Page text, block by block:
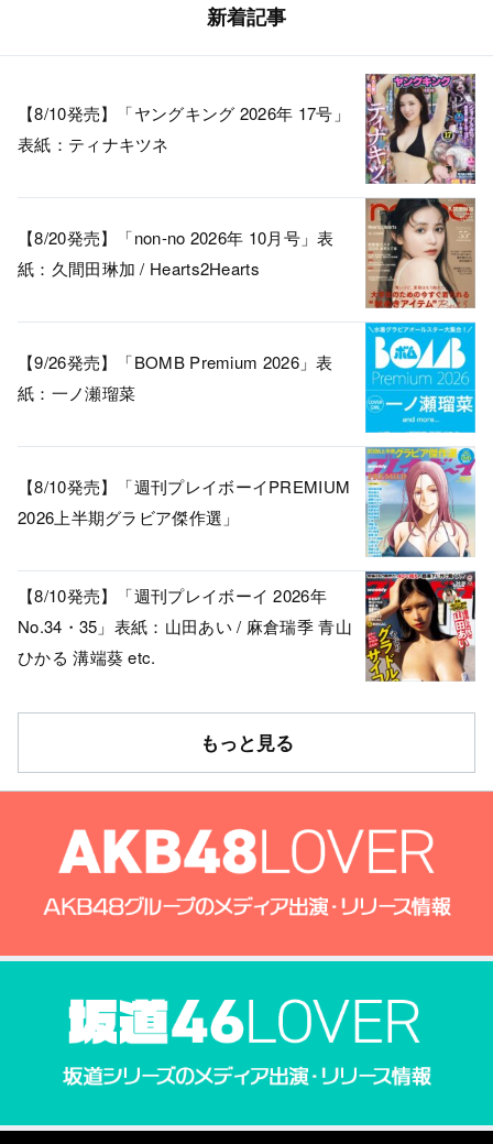
新着記事
【8/10発売】「ヤングキング 2026年 17号」
表紙：ティナキツネ
【8/20発売】「non-no 2026年 10月号」表
紙：久間田琳加 / Hearts2Hearts
【9/26発売】「BOMB Premium 2026」表
紙：一ノ瀬瑠菜
【8/10発売】「週刊プレイボーイPREMIUM
2026上半期グラビア傑作選」
【8/10発売】「週刊プレイボーイ 2026年
No.34・35」表紙：山田あい / 麻倉瑞季 青山
ひかる 溝端葵 etc.
もっと見る